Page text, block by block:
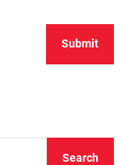
Search